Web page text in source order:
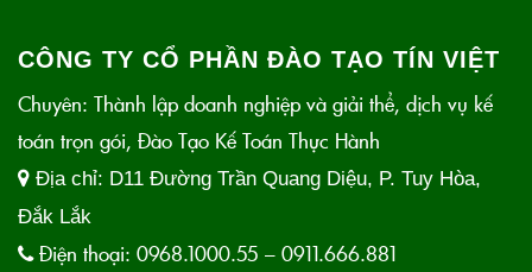
CÔNG TY CỔ PHẦN ĐÀO TẠO TÍN VIỆT
Chuyên: Thành lập doanh nghiệp và giải thể, dịch vụ kế
toán trọn gói, Đào Tạo Kế Toán Thực Hành
Địa chỉ: D11 Đường Trần Quang Diệu, P. Tuy Hòa,
Đắk Lắk
Điện thoại: 0968.1000.55 – 0911.666.881